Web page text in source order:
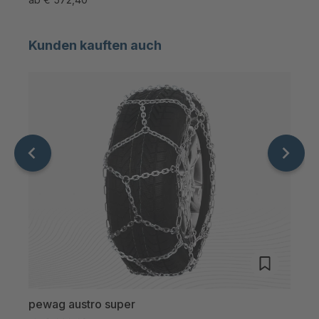
Kunden kauften auch
pewag austro super